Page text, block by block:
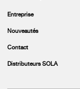
Entreprise
Nouveautés
Contact
Distributeurs SOLA